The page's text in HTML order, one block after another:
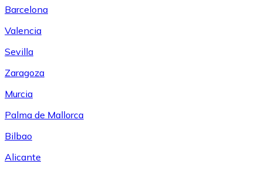
Barcelona
Valencia
Sevilla
Zaragoza
Murcia
Palma de Mallorca
Bilbao
Alicante